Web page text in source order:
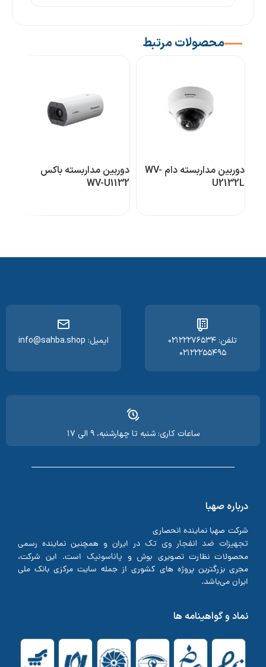
محصولات مرتبط
دوربین مداربسته دام WV-
U2132L
دوربین مداربسته باکس
WV-U1132
تلفن: ۰۲۱۲۲۲۷۶۵۳۴
۰۲۱۲۲۲۵۵۴۹۵
ایمیل: info@sahba.shop
ساعات کاری: شنبه تا چهارشنبه، ۹ الی ۱۷
درباره صهبا
شرکت صهبا نماینده انحصاری
تجهیزات ضد انفجار وی تک در ایران و همچنین نماینده رسمی
محصولات نظارت تصویری بوش و پاناسونیک است. این شرکت،
مجری بزرگترین پروژه های کشوری از جمله سایت مرکزی بانک ملی
ایران می‌باشد.
نماد و گواهینامه ها